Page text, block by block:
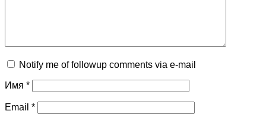
Notify me of followup comments via e-mail
Имя *
Email *